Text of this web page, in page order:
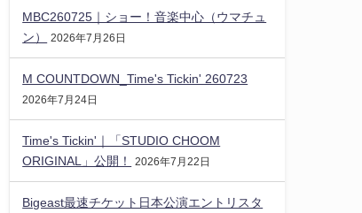
MBC260725｜ショー！音楽中心（ウマチュ
ン）
2026年7月26日
M COUNTDOWN_Time's Tickin' 260723
2026年7月24日
Time's Tickin'｜「STUDIO CHOOM
ORIGINAL」公開！
2026年7月22日
Bigeast最速チケット日本公演エントリスタ